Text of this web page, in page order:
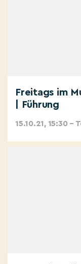
Freitags im
| Führung
15.10.21, 15:30 –